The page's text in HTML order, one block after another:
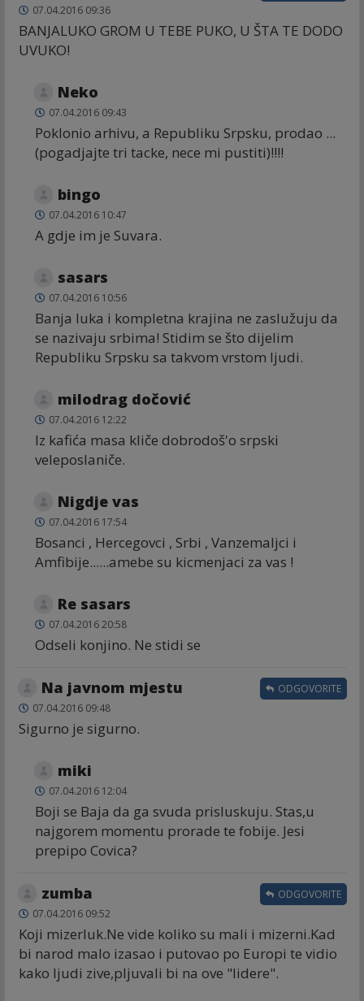
07.04.2016 09:36
BANJALUKO GROM U TEBE PUKO, U ŠTA TE DODO
UVUKO!
Neko
07.04.2016 09:43
Poklonio arhivu, a Republiku Srpsku, prodao ...
(pogadjajte tri tacke, nece mi pustiti)!!!!
bingo
07.04.2016 10:47
A gdje im je Suvara.
sasars
07.04.2016 10:56
Banja luka i kompletna krajina ne zaslužuju da
se nazivaju srbima! Stidim se što dijelim
Republiku Srpsku sa takvom vrstom ljudi.
milodrag dočović
07.04.2016 12:22
Iz kafića masa kliče dobrodoš'o srpski
veleposlaniče.
Nigdje vas
07.04.2016 17:54
Bosanci , Hercegovci , Srbi , Vanzemaljci i
Amfibije......amebe su kicmenjaci za vas !
Re sasars
07.04.2016 20:58
Odseli konjino. Ne stidi se
Na javnom mjestu
07.04.2016 09:48
Sigurno je sigurno.
ODGOVORITE
miki
07.04.2016 12:04
Boji se Baja da ga svuda prisluskuju. Stas,u
najgorem momentu prorade te fobije. Jesi
prepipo Covica?
zumba
07.04.2016 09:52
Koji mizerluk.Ne vide koliko su mali i mizerni.Kad
bi narod malo izasao i putovao po Europi te vidio
kako ljudi zive,pljuvali bi na ove "lidere".
ODGOVORITE